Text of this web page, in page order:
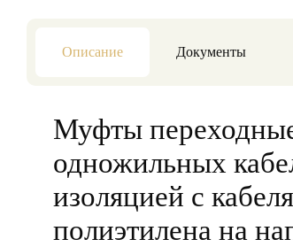
Описание Документы
Муфты
одножильных
изоляцией с
полиэтилена на